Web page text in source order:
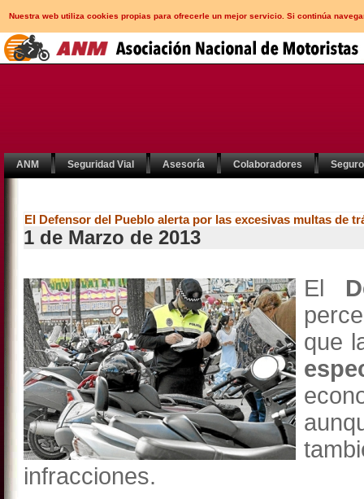
Nuestra web utiliza cookies propias para ofrecerle un mejor servicio. Si continúa
ANM Seguridad Vial Asesoría Colaboradores
El Defensor del Pueblo alerta por las excesivas multas de
1 de Marzo de 2013
El
que
infracciones.